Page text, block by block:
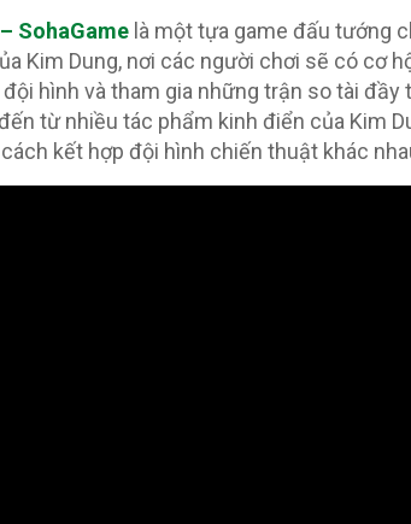
SohaGame là một tựa game đấu tướng
Kim Dung, nơi các người chơi sẽ có cơ
hình và tham gia những trận so tài đầy
từ nhiều tác phẩm kinh điển của Kim
kết hợp đội hình chiến thuật khác